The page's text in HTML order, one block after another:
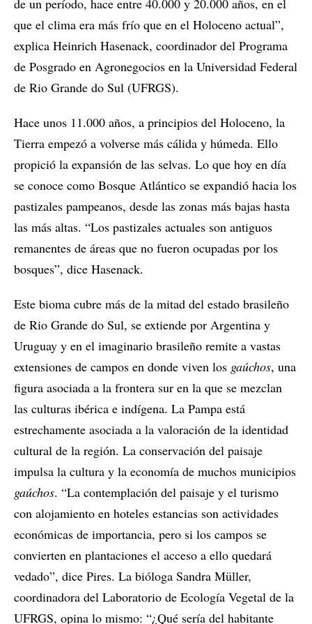
de un período, hace entre 40.000 y 20.000 años, en el
que el clima era más frío que en el Holoceno actual”,
explica Heinrich Hasenack, coordinador del Programa
de Posgrado en Agronegocios en la Universidad Federal
de Rio Grande do Sul (UFRGS).
Hace unos 11.000 años, a principios del Holoceno, la
Tierra empezó a volverse más cálida y húmeda. Ello
propició la expansión de las selvas. Lo que hoy en día
se conoce como Bosque Atlántico se expandió hacia los
pastizales pampeanos, desde las zonas más bajas hasta
las más altas. “Los pastizales actuales son antiguos
remanentes de áreas que no fueron ocupadas por los
bosques”, dice Hasenack.
Este bioma cubre más de la mitad del estado brasileño
de Rio Grande do Sul, se extiende por Argentina y
Uruguay y en el imaginario brasileño remite a vastas
extensiones de campos en donde viven los gaúchos, una
figura asociada a la frontera sur en la que se mezclan
las culturas ibérica e indígena. La Pampa está
estrechamente asociada a la valoración de la identidad
cultural de la región. La conservación del paisaje
impulsa la cultura y la economía de muchos municipios
gaúchos. “La contemplación del paisaje y el turismo
con alojamiento en hoteles estancias son actividades
económicas de importancia, pero si los campos se
convierten en plantaciones el acceso a ello quedará
vedado”, dice Pires. La bióloga Sandra Müller,
coordinadora del Laboratorio de Ecología Vegetal de la
UFRGS, opina lo mismo: “¿Qué sería del habitante